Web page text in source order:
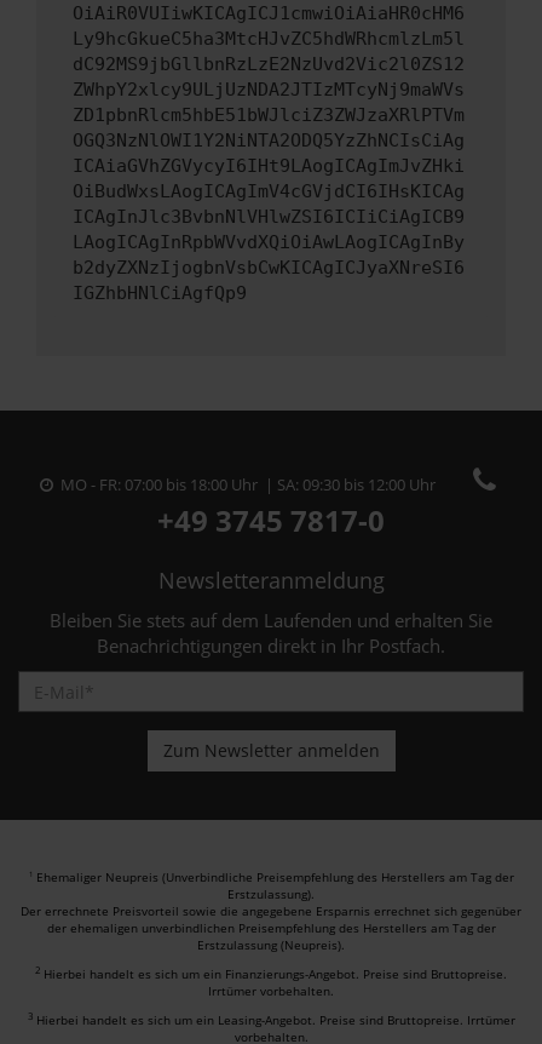
OiAiR0VUIiwKICAgICJ1cmwiOiAiaHR0cHM6
Ly9hcGkueC5ha3MtcHJvZC5hdWRhcmlzLm5l
dC92MS9jbGllbnRzLzE2NzUvd2Vic2l0ZS12
ZWhpY2xlcy9ULjUzNDA2JTIzMTcyNj9maWVs
ZD1pbnRlcm5hbE51bWJlciZ3ZWJzaXRlPTVm
OGQ3NzNlOWI1Y2NiNTA2ODQ5YzZhNCIsCiAg
ICAiaGVhZGVycyI6IHt9LAogICAgImJvZHki
OiBudWxsLAogICAgImV4cGVjdCI6IHsKICAg
ICAgInJlc3BvbnNlVHlwZSI6ICIiCiAgICB9
LAogICAgInRpbWVvdXQiOiAwLAogICAgInBy
b2dyZXNzIjogbnVsbCwKICAgICJyaXNreSI6
IGZhbHNlCiAgfQp9
MO - FR: 07:00 bis 18:00 Uhr | SA: 09:30 bis 12:00 Uhr
+49 3745 7817-0
Newsletteranmeldung
Bleiben Sie stets auf dem Laufenden und erhalten Sie
Benachrichtigungen direkt in Ihr Postfach.
1 Ehemaliger Neupreis (Unverbindliche Preisempfehlung des Herstellers am Tag der
Erstzulassung).
Der errechnete Preisvorteil sowie die angegebene Ersparnis errechnet sich gegenüber
der ehemaligen unverbindlichen Preisempfehlung des Herstellers am Tag der
Erstzulassung (Neupreis).
2 Hierbei handelt es sich um ein Finanzierungs-Angebot. Preise sind Bruttopreise.
Irrtümer vorbehalten.
3 Hierbei handelt es sich um ein Leasing-Angebot. Preise sind Bruttopreise. Irrtümer
vorbehalten.